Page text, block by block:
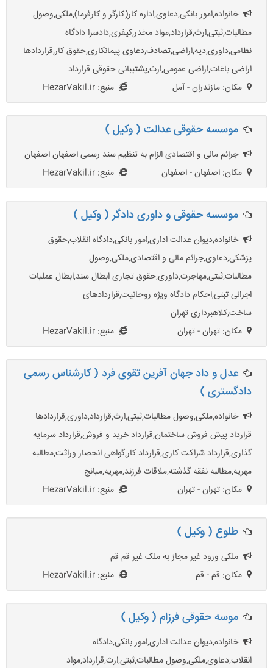
خانواده,امور بانکی,دعاوی,اداره کار(کارگر و کارفرما),ملکی,وصول
مطالبات,ثبتی,ارث,قرارداد,مواد مخدر,کیفری,دادسرا دادگاه
نظامی,داوری,دیه,اراضی,تصادف,دعاوی پیمانکاری,حقوق کار,قراردادها
اراضی باغات,اراضی عمومی,ارث,پشتیبانی حقوقی قرارداد
مکان: مازندران - آمل
منبع: HezarVakil.ir
موسسه حقوقی عدالت ( وکیل )
جرائم مالی و اقتصادی الزام به تنظیم سند رسمی اصفهان اصفهان
مکان: اصفهان - اصفهان
منبع: HezarVakil.ir
موسسه حقوقی و داوری دادگر ( وکیل )
خانواده,دیوان عدالت اداری,امور بانکی,دادگاه انقلاب,حقوق
پزشکی,دعاوی,جرائم مالی و اقتصادی,ملکی,وصول
مطالبات,ثبتی,مهاجرت,داوری,حقوق تجاری ابطال سند,ابطال عملیات
اجرائی ثبتی,احکام دادگاه ویژه روحانیت,قراردادهای
ساخت,کلاهبرداری تهران
مکان: تهران - تهران
منبع: HezarVakil.ir
عدل و داد جهان آفرین تقوی فرد ( کارشناس رسمی
دادگستری )
خانواده,ملکی,وصول مطالبات,ثبتی,ارث,قرارداد,داوری,قراردادها
قرارداد پیش فروش ساختمان,قرارداد خرید و فروش,قرارداد سرمایه
گذاری,قرارداد شراکت کاری,قرارداد کار,گواهی انحصار وراثت,مطالبه
مهریه,مطالبه نفقه گذشته,ملاقات فرزند,مهریه,میانج
مکان: تهران - تهران
منبع: HezarVakil.ir
طلوع ( وکیل )
ملکی ورود غیر مجاز به ملک غیر قم قم
مکان: قم - قم
منبع: HezarVakil.ir
موسه حقوقی فرزام ( وکیل )
خانواده,دیوان عدالت اداری,امور بانکی,دادگاه
انقلاب,دعاوی,ملکی,وصول مطالبات,ثبتی,ارث,قرارداد,مواد